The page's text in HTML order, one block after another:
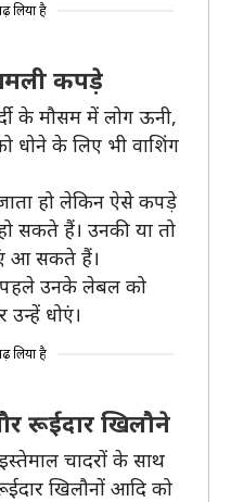
लिया है
कपड़े
के मौसम में लोग ऊनी,
धोने के लिए भी वाशिंग
हो लेकिन ऐसे कपड़े
सकते हैं। उनकी या तो
आ सकते हैं।
उनके लेबल को
धोएं।
लिया है
रूईदार खिलौने
चादरों के साथ
खिलौनों आदि को